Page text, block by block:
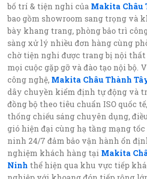
bố trí & tiện nghi của Makita Châu
bao gồm showroom sang trọng và
bày khang trang, phòng bảo trì
sàng xử lý nhiều đơn hàng cùng
chờ tiện nghi được trang bị nội thất
mọi cuộc gặp gỡ và đào tạo nội bộ.
công nghệ, Makita Châu Thành
dây chuyền kiểm định tự động và
đồng bộ theo tiêu chuẩn ISO quốc
thống chiếu sáng chuyên dụng,
gió hiện đại cùng hạ tầng mạng tốc
ninh 24/7 đảm bảo vận hành ổn
nghiệm khách hàng tại Makita
Ninh thể hiện qua khu vực tiếp